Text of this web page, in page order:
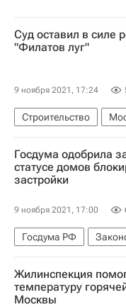
Суд оставил в силе
"Филатов луг"
9 ноября 2021, 17:24
Строительство
Московский
Жилье
Суды
Госдума одобрила
статусе домов
застройки
9 ноября 2021, 17:00
Госдума РФ
Строительство
Жилинспекция
температуру
Москвы